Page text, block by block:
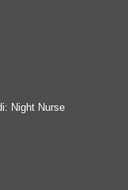
Night Nurse